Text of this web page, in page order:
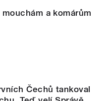
a komárům
Čechů tankoval